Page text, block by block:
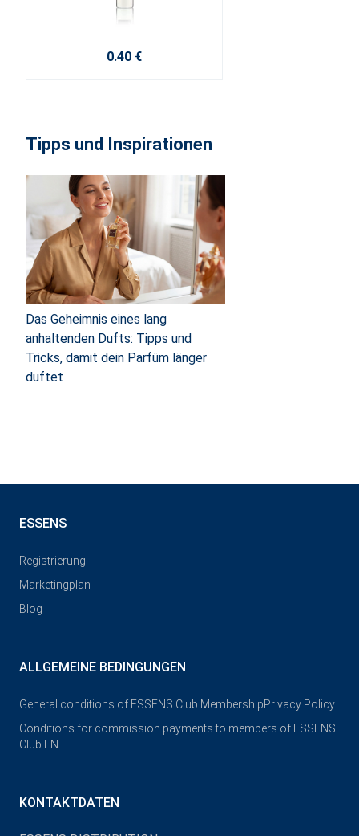
0.40 €
Tipps und Inspirationen
Das Geheimnis eines lang
anhaltenden Dufts: Tipps und
Tricks, damit dein Parfüm länger
duftet
ESSENS
Registrierung
Marketingplan
Blog
ALLGEMEINE BEDINGUNGEN
General conditions of ESSENS Club MembershipPrivacy Policy
Conditions for commission payments to members of ESSENS
Club EN
KONTAKTDATEN